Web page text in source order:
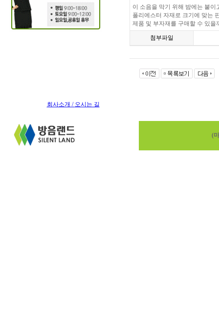
이 소음을 막기 위해 밤에는 붙
폴리에스터 자재로 크기에 맞는
제품 및 부자재를 구매할 수 있을
첨부파일
회사소개 / 오시는 길
(